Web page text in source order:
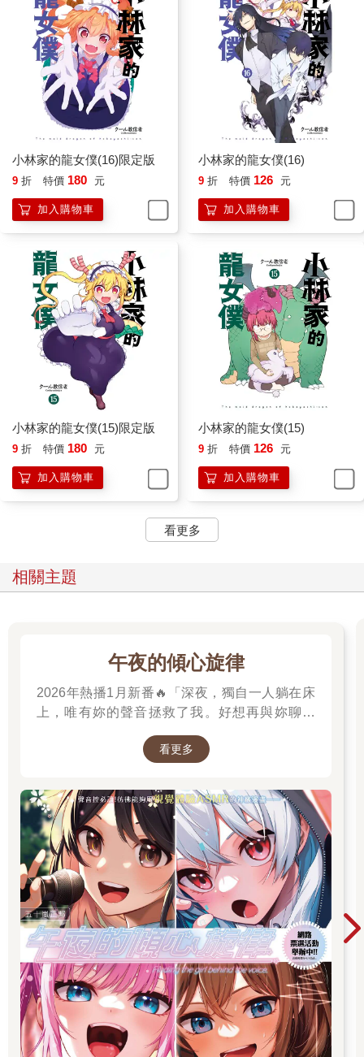
小林家的龍女僕(16)限定版
9 折 特價 180 元
加入購物車
小林家的龍女僕(16)
9 折 特價 126 元
加入購物車
小林家的龍女僕(15)限定版
9 折 特價 180 元
加入購物車
小林家的龍女僕(15)
9 折 特價 126 元
加入購物車
看更多
相關主題
午夜的傾心旋律
2026年熱播1月新番🔥「深夜，獨自一人躺在床
上，唯有妳的聲音拯救了我。好想再與妳聊一
次，我有話想對妳說。」高二的山吹有栖一直在
尋找一個長相成謎、本名不詳，化名為「阿波
看更多